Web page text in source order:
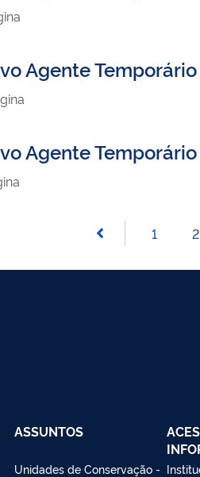
Agente
Agente
1 2
ASSUNTOS
Unidades de Conservação -